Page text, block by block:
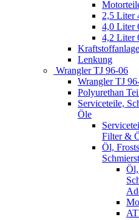
2,5 Liter
4,0 Liter
4,2 Liter
Kraftstoffanlage
Lenkung
Wrangler TJ 96-06
Wrangler TJ
Polyurethan
Serviceteile,
Öle
Filter &
Öl,